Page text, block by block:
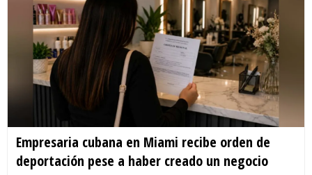
Empresaria cubana en Miami recibe orden de
deportación pese a haber creado un negocio